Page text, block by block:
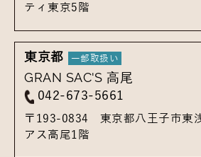
ティ東京5階
東京都
GRAN SAC'S 高尾
042-673-5661
〒193-0834 東京都八王子市東
アス高尾1階